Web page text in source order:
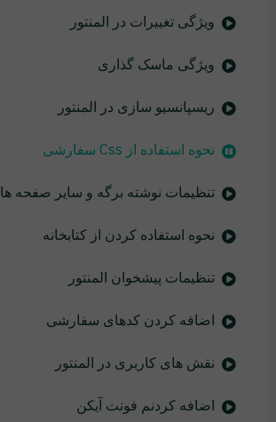
ویژگی تغییرات در المنتور
ویژگی ماسک گذاری
ریسپانسیو سازی در المنتور
نحوه استفاده از Css سفارشی
تنظیمات نوشته برگه و سایر صفحه ها
نحوه استفاده کردن از کتابخانه
تنظیمات پیشخوان المنتور
اضافه کردن کدهای سفارشی
نقش های کاربری در المنتور
اضافه کردنم فونت آیکن